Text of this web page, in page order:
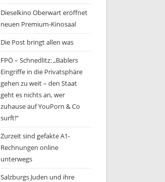
Dieselkino Oberwart eröffnet
neuen Premium-Kinosaal
Die Post bringt allen was
FPÖ – Schnedlitz: „Bablers
Eingriffe in die Privatsphäre
gehen zu weit – den Staat
geht es nichts an, wer
zuhause auf YouPorn & Co
surft!“
Zurzeit sind gefakte A1-
Rechnungen online
unterwegs
Salzburgs Juden und ihre